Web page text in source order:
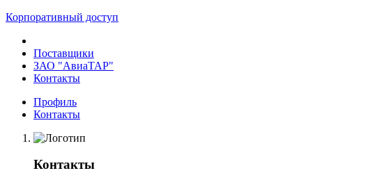
Корпоративный доступ
Поставщики
ЗАО "АвиаТАР"
Контакты
Профиль
Контакты
Контакты